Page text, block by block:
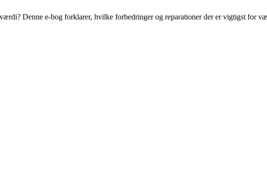
Denne e-bog forklarer, hvilke forbedringer og reparationer der er vigtigst for